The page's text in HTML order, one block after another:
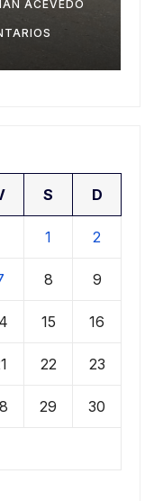
ACEVEDO
S D
1 2
8 9
15 16
22 23
29 30